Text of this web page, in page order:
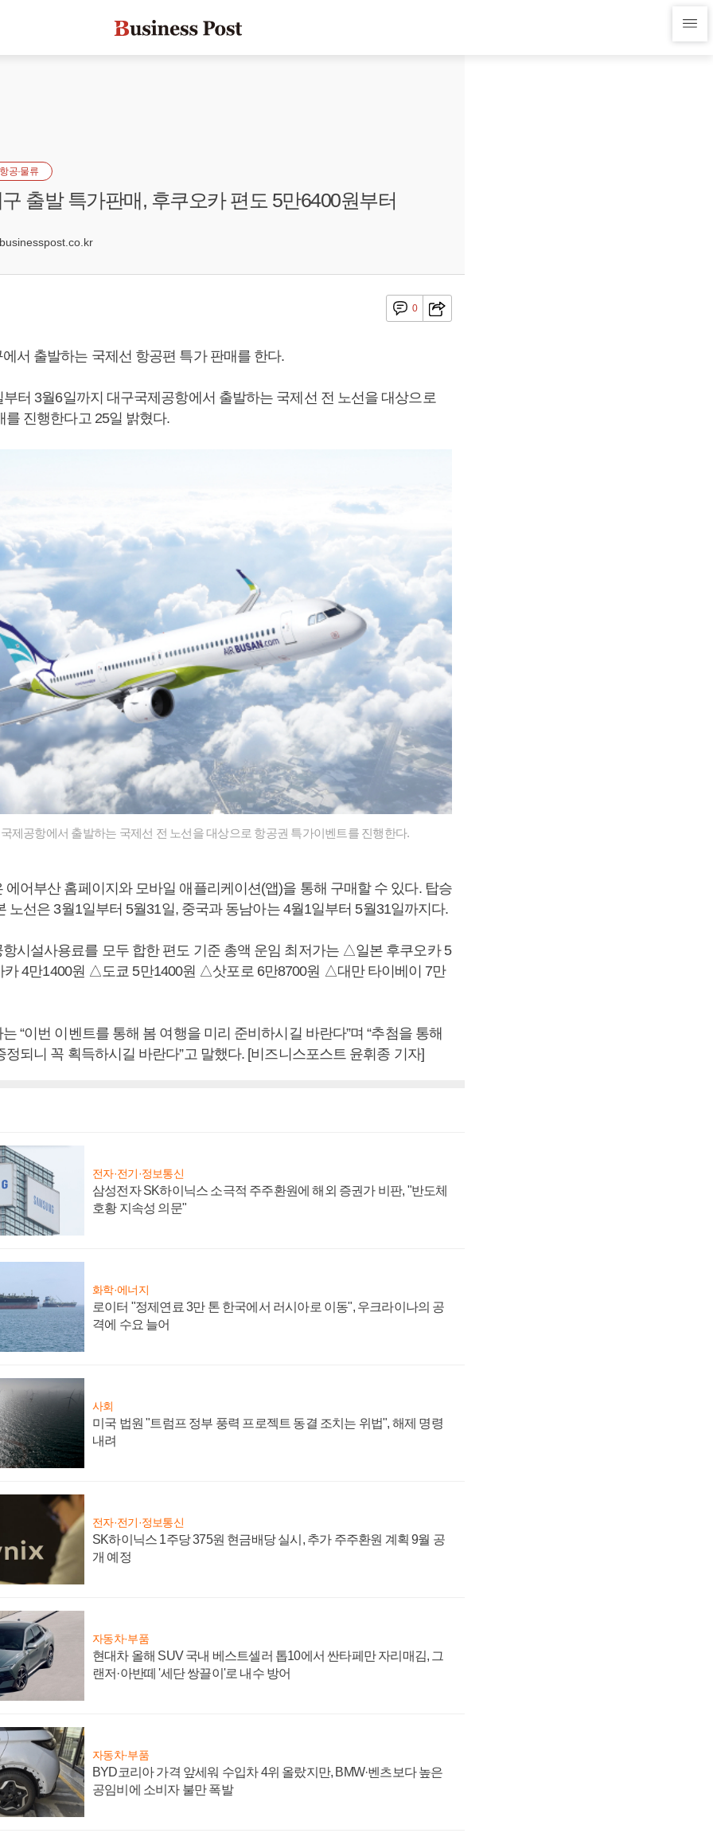
항공·물류
출발 특가판매, 후쿠오카 편도 5만6400원부터
0
서 출발하는 국제선 항공편 특가 판매를 한다.
터 3월6일까지 대구국제공항에서 출발하는 국제선 전 노선을 대상으로
를 진행한다고 25일 밝혔다.
제공항에서 출발하는 국제선 전 노선을 대상으로 항공권 특가이벤트를 진행한다.
에어부산 홈페이지와 모바일 애플리케이션(앱)을 통해 구매할 수 있다. 탑승
노선은 3월1일부터 5월31일, 중국과 동남아는 4월1일부터 5월31일까지다.
시설사용료를 모두 합한 편도 기준 총액 운임 최저가는 △일본 후쿠오카 5
4만1400원 △도쿄 5만1400원 △삿포로 6만8700원 △대만 타이베이 7만
“이번 이벤트를 통해 봄 여행을 미리 준비하시길 바란다”며 “추첨을 통해
정되니 꼭 획득하시길 바란다”고 말했다. [비즈니스포스트 윤휘종 기자]
전자·전기·정보통신
삼성전자 SK하이닉스 소극적 주주환원에 해외 증권가 비판, "반도체
호황 지속성 의문"
화학·에너지
로이터 "정제연료 3만 톤 한국에서 러시아로 이동", 우크라이나의 공
격에 수요 늘어
사회
미국 법원 "트럼프 정부 풍력 프로젝트 동결 조치는 위법", 해제 명령
내려
전자·전기·정보통신
SK하이닉스 1주당 375원 현금배당 실시, 추가 주주환원 계획 9월 공
개 예정
자동차·부품
현대차 올해 SUV 국내 베스트셀러 톱10에서 싼타페만 자리매김, 그
랜저·아반떼 '세단 쌍끌이'로 내수 방어
자동차·부품
BYD코리아 가격 앞세워 수입차 4위 올랐지만, BMW·벤츠보다 높은
공임비에 소비자 불만 폭발